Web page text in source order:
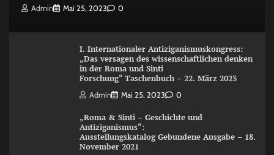
Admin Mai 25, 2023 0
I. Internationaler Antiziganismuskongress:
„Das versagen des wissenschaftlichen denken
in der Roma und Sinti
Forschung“ Taschenbuch – 22. März 2023
Admin Mai 25, 2023 0
„Roma & Sinti – Geschichte und
Antiziganismus“:
Ausstellungskatalog Gebundene Ausgabe – 18.
November 2021